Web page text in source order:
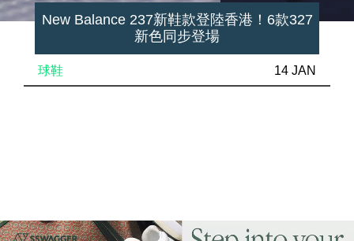
New Balance 237新鞋款登陸香港！6款327
新色同步登場
球鞋 14 JAN